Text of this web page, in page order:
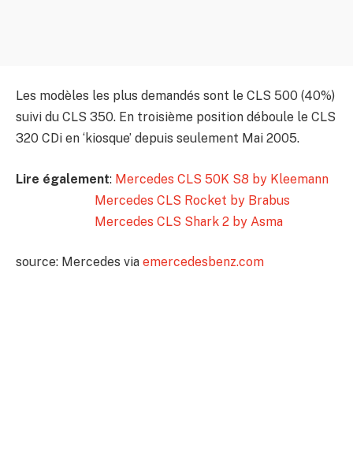
Les modèles les plus demandés sont le CLS 500 (40%)
suivi du CLS 350. En troisième position déboule le CLS
320 CDi en ‘kiosque’ depuis seulement Mai 2005.
Lire également: Mercedes CLS 50K S8 by Kleemann
Mercedes CLS Rocket by Brabus
Mercedes CLS Shark 2 by Asma
source: Mercedes via emercedesbenz.com